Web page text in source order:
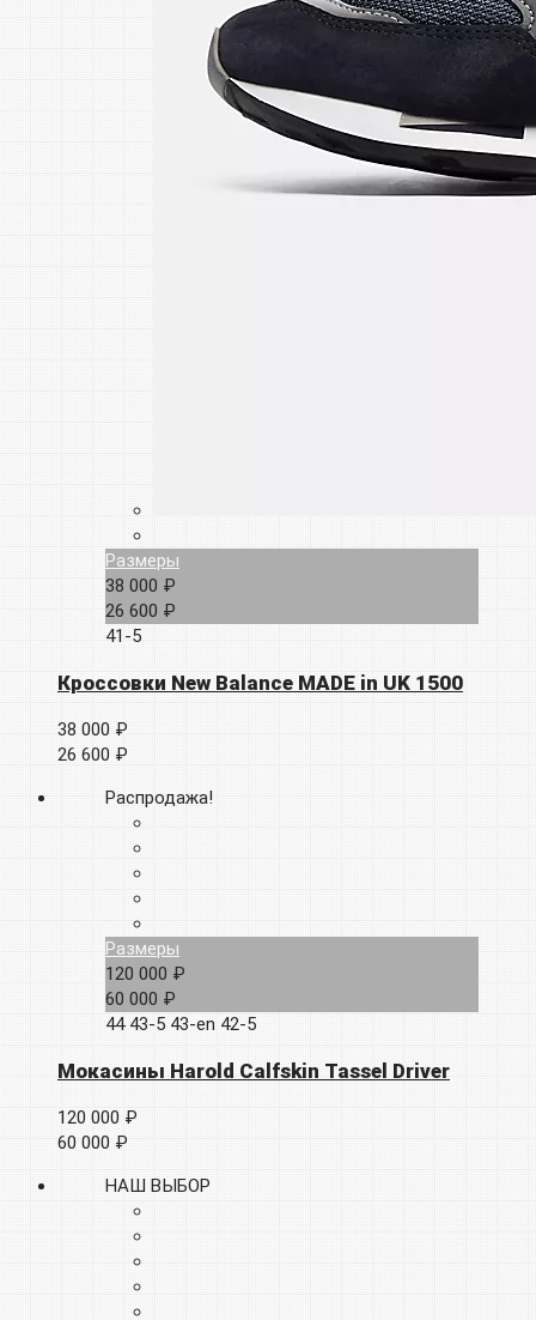
Размеры
38 000 ₽
26 600 ₽
41-5
Кроссовки New Balance MADE in UK 1500
38 000 ₽
26 600 ₽
Распродажа!
Размеры
120 000 ₽
60 000 ₽
4443-5 43-en 42-5
Мокасины Harold Calfskin Tassel Driver
120 000 ₽
60 000 ₽
НАШ ВЫБОР